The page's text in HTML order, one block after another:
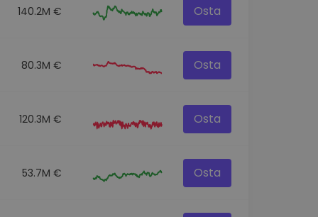
140.2M € Osta
80.3M € Osta
120.3M € Osta
53.7M € Osta